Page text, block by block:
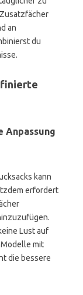
an
du
Anpassung
kann
erfordert
Lust auf
mit
die bessere